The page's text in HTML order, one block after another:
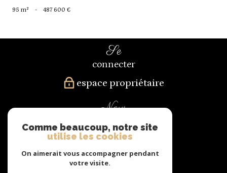
95 m² - 487 600 €
se
connecter
espace propriétaire
nous
suivre
Comme beaucoup, notre site
utilise les cookies
On aimerait vous accompagner pendant
votre visite.